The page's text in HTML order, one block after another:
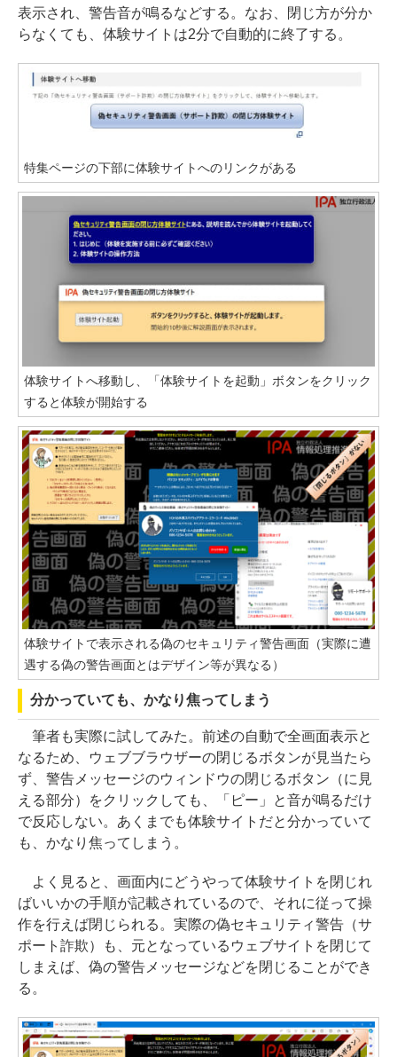
表示され、警告音が鳴るなどする。なお、閉じ方が分か
らなくても、体験サイトは2分で自動的に終了する。
特集ページの下部に体験サイトへのリンクがある
体験サイトへ移動し、「体験サイトを起動」ボタンをクリック
すると体験が開始する
体験サイトで表示される偽のセキュリティ警告画面（実際に遭
遇する偽の警告画面とはデザイン等が異なる）
分かっていても、かなり焦ってしまう
筆者も実際に試してみた。前述の自動で全画面表示と
なるため、ウェブブラウザーの閉じるボタンが見当たら
ず、警告メッセージのウィンドウの閉じるボタン（に見
える部分）をクリックしても、「ピー」と音が鳴るだけ
で反応しない。あくまでも体験サイトだと分かっていて
も、かなり焦ってしまう。
よく見ると、画面内にどうやって体験サイトを閉じれ
ばいいかの手順が記載されているので、それに従って操
作を行えば閉じられる。実際の偽セキュリティ警告（サ
ポート詐欺）も、元となっているウェブサイトを閉じて
しまえば、偽の警告メッセージなどを閉じることができ
る。